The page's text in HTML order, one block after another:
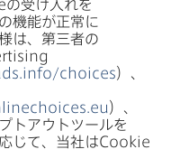
の​受け入れを​
機能が​正常に​
は、​第三者の​
info/choices）、
eu ）、​
トアウトツールを​
じて、​当社はCookie